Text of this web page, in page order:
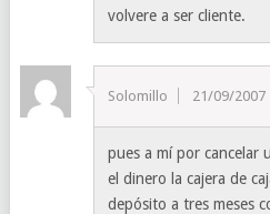
volvere a ser cliente.
Solomillo 21/09/2007
pues a mí por cancelar
el dinero la cajera de
depósito a tres meses